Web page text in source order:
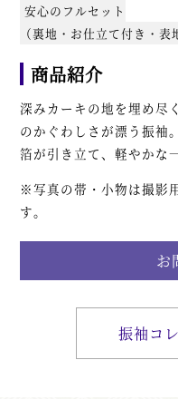
安心のフルセット
（裏地・お仕立て付き・表
商品紹介
深みカーキの地を埋め尽
のかぐわしさが漂う振袖
箔が引き立て、軽やかな
※写真の帯・小物は撮影
す。
お
振袖コ